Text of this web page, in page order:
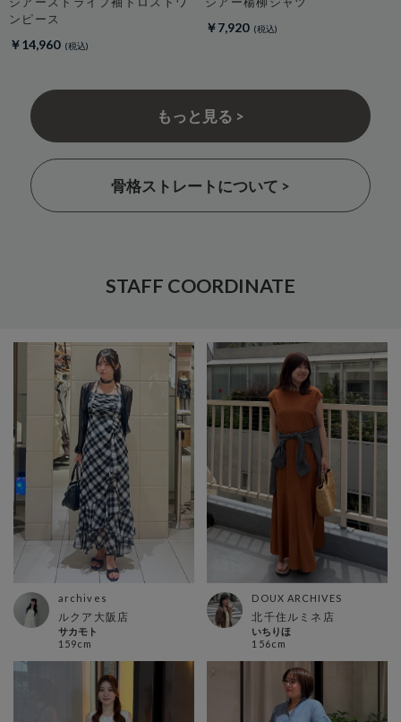
ンピース
￥14,960
￥7,920
もっと見る >
骨格ストレートについて >
STAFF COORDINATE
archives
ルクア大阪店
サカモト
159cm
DOUX ARCHIVES
北千住ルミネ店
いちりほ
156cm